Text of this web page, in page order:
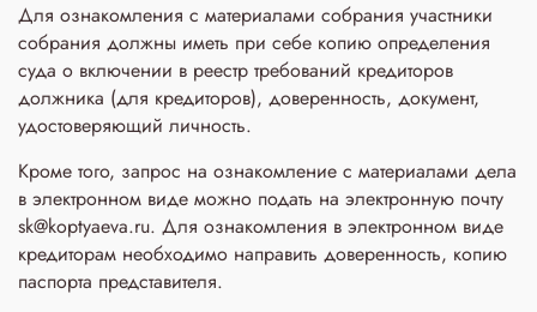
Для ознакомления с материалами собрания участники
собрания должны иметь при себе копию определения
суда о включении в реестр требований кредиторов
должника (для кредиторов), доверенность, документ,
удостоверяющий личность.
Кроме того, запрос на ознакомление с материалами дела
в электронном виде можно подать на электронную почту
sk@koptyaeva.ru. Для ознакомления в электронном виде
кредиторам необходимо направить доверенность, копию
паспорта представителя.